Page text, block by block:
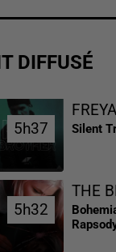
DIFFUSÉ
5h37
5h37 Silent
5h32
5h32
THE